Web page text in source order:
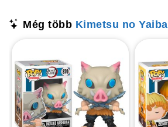
Még több Kimetsu no Yaiba